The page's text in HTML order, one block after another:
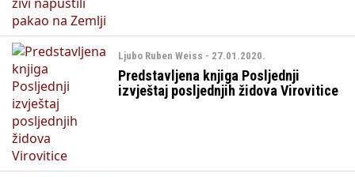
Ljubo Ruben Weiss - 27.01.2020.
Predstavljena knjiga Posljednji
izvještaj posljednjih židova Virovitice